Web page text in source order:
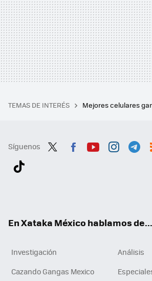
TEMAS DE INTERÉS Mejores celulares
Síguenos
En Xataka México hablamos de...
Investigación
Análisis
Cazando Gangas Mexico